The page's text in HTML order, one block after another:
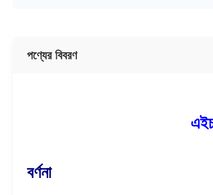
পণ্যের বিবরণ
বর্ণনা